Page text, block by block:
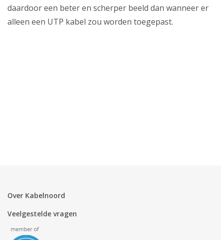
daardoor een beter en scherper beeld dan wanneer er
alleen een UTP kabel zou worden toegepast.
Over Kabelnoord
Veelgestelde vragen